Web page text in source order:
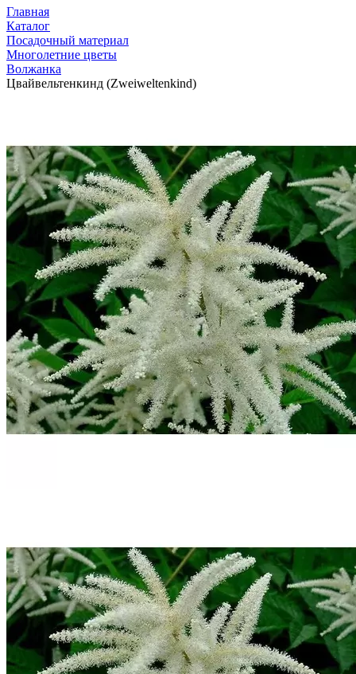
Главная
Каталог
Посадочный материал
Многолетние цветы
Волжанка
Цвайвельтенкинд (Zweiweltenkind)